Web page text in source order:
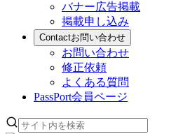
バナー広告掲載
掲載申し込み
Contactお問い合わせ
お問い合わせ
修正依頼
よくある質問
PassPort会員ページ